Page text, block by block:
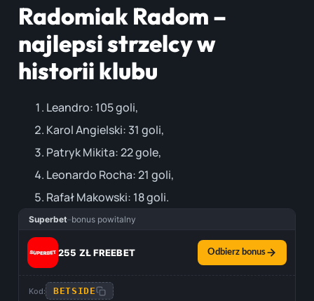
Radomiak Radom –
najlepsi strzelcy w
historii klubu
Leandro: 105 goli,
Karol Angielski: 31 goli,
Patryk Mikita: 22 gole,
Leonardo Rocha: 21 goli,
Rafał Makowski: 18 goli.
Superbet–bonus powitalny
255 ZŁ FREEBET Odbierz bonus
Kod: BETSIDE